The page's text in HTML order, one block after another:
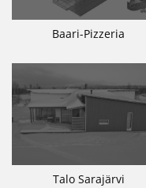
Baari-Pizzeria
Talo Sarajärvi